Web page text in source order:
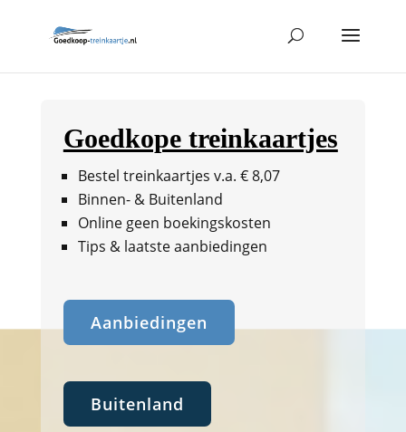
Goedkope treinkaartjes
Bestel treinkaartjes v.a. € 8,07
Binnen- & Buitenland
Online geen boekingskosten
Tips & laatste aanbiedingen
Aanbiedingen
Buitenland